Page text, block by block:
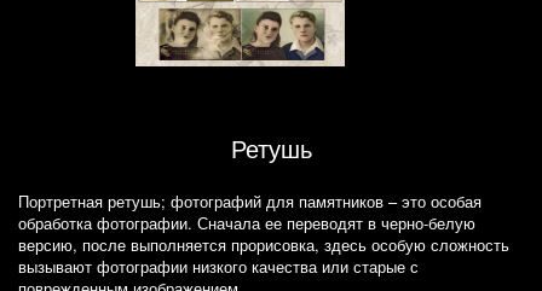
Ретушь
Портретная ретушь; фотографий для памятников – это особая
обработка фотографии. Сначала ее переводят в черно-белую
версию, после выполняется прорисовка, здесь особую сложность
вызывают фотографии низкого качества или старые с